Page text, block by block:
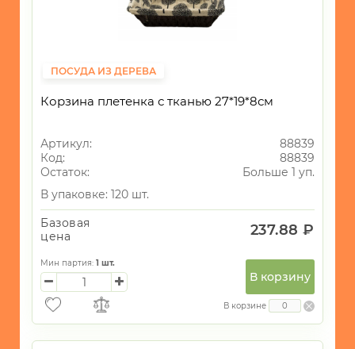
ПОСУДА ИЗ ДЕРЕВА
Корзина плетенка с тканью 27*19*8см
Артикул:
88839
Код:
88839
Остаток:
Больше 1 уп.
В упаковке: 120 шт.
Базовая
цена
237.88 ₽
Мин партия: 1 шт.
В корзину
В корзине